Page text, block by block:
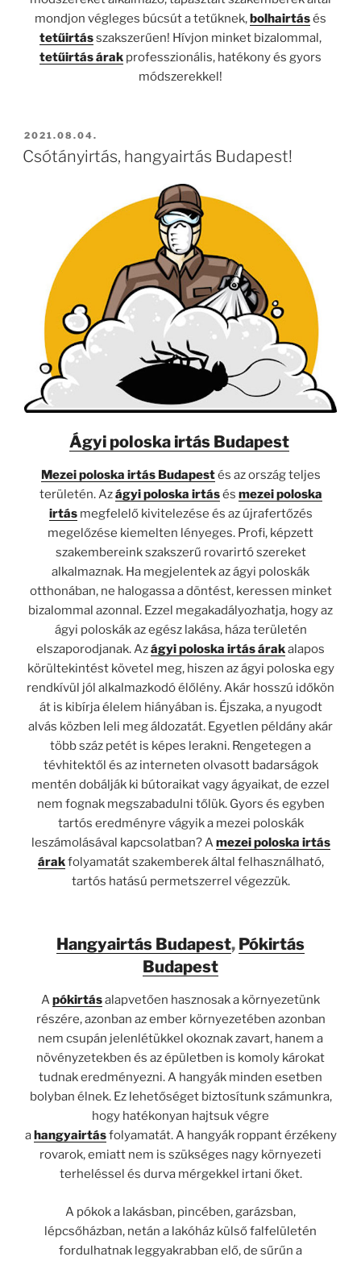
mondjon végleges búcsút a tetűknek,bolhairtásés
tetűirtásszakszerűen! Hívjon minket bizalommal,
tetűirtás árak professzionális, hatékony és gyors
módszerekkel!
BEKÜLDVE:
2021.08.04.
Csótányirtás, hangyairtás Budapest!
Ágyi poloska irtás Budapest
Mezei poloska irtás Budapestés az ország teljes
területén. Azágyi poloska irtásés mezei poloska
irtás megfelelő kivitelezése és az újrafertőzés
megelőzése kiemelten lényeges. Profi, képzett
szakembereink szakszerű rovarirtó szereket
alkalmaznak. Ha megjelentek az ágyi poloskák
otthonában, ne halogassa a döntést, keressen minket
bizalommal azonnal. Ezzel megakadályozhatja, hogy az
ágyi poloskák az egész lakása, háza területén
elszaporodjanak. Azágyi poloska irtás árakalapos
körültekintést követel meg, hiszen az ágyi poloska egy
rendkívül jól alkalmazkodó élőlény. Akár hosszú időkön
át is kibírja élelem hiányában is. Éjszaka, a nyugodt
alvás közben leli meg áldozatát. Egyetlen példány akár
több száz petét is képes lerakni. Rengetegen a
tévhitektől és az interneten olvasott badarságok
mentén dobálják ki bútoraikat vagy ágyaikat, de ezzel
nem fognak megszabadulni tőlük. Gyors és egyben
tartós eredményre vágyik a mezei poloskák
leszámolásával kapcsolatban? Amezei poloska irtás
árakfolyamatát szakemberek által felhasználható,
tartós hatású permetszerrel végezzük.
Hangyairtás Budapest, Pókirtás
Budapest
Apókirtásalapvetően hasznosak a környezetünk
részére, azonban az ember környezetében azonban
nem csupán jelenlétükkel okoznak zavart, hanem a
növényzetekben és az épületben is komoly károkat
tudnak eredményezni. A hangyák minden esetben
bolyban élnek. Ez lehetőséget biztosítunk számunkra,
hogy hatékonyan hajtsuk végre
a hangyairtásfolyamatát. A hangyák roppant érzékeny
rovarok, emiatt nem is szükséges nagy környezeti
terheléssel és durva mérgekkel irtani őket.
A pókok a lakásban, pincében, garázsban,
lépcsőházban, netán a lakóház külső falfelületén
fordulhatnak leggyakrabban elő, de sűrűn a